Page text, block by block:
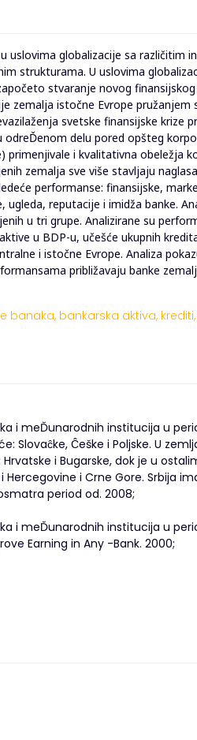
uslovima globalizacije sa različitim
strukturama. U uslovima
stvaranje novog
zemalja istočne Evrope pružanjem
svetske finansijske krize
delu pored opšteg
primenjivale i kvalitativna obeležja
zemalja sve više stavljaju
performanse: finansijske,
reputacije i imidža banke.
u tri grupe. Analizirane su
u BDP-u, učešće ukupnih
i istočne Evrope. Analiza
približavaju banke
banaka, bankarska aktiva, krediti,
i meĎunarodnih institucija u
Ĉeške i Poljske. U
i Bugarske, dok je u
i Crne Gore. Srbija
period od. 2008;
i meĎunarodnih institucija u
Earning in Any -Bank. 2000;